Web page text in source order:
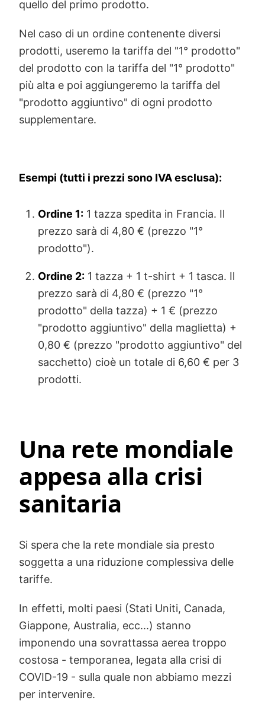
quello del primo prodotto.
Nel caso di un ordine contenente diversi
prodotti, useremo la tariffa del "1° prodotto"
del prodotto con la tariffa del "1° prodotto"
più alta e poi aggiungeremo la tariffa del
"prodotto aggiuntivo" di ogni prodotto
supplementare.
Esempi (tutti i prezzi sono IVA esclusa):
Ordine 1: 1 tazza spedita in Francia. Il
prezzo sarà di 4,80 € (prezzo "1°
prodotto").
Ordine 2: 1 tazza + 1 t-shirt + 1 tasca. Il
prezzo sarà di 4,80 € (prezzo "1°
prodotto" della tazza) + 1 € (prezzo
"prodotto aggiuntivo" della maglietta) +
0,80 € (prezzo "prodotto aggiuntivo" del
sacchetto) cioè un totale di 6,60 € per 3
prodotti.
Una rete mondiale
appesa alla crisi
sanitaria
Si spera che la rete mondiale sia presto
soggetta a una riduzione complessiva delle
tariffe.
In effetti, molti paesi (Stati Uniti, Canada,
Giappone, Australia, ecc...) stanno
imponendo una sovrattassa aerea troppo
costosa - temporanea, legata alla crisi di
COVID-19 - sulla quale non abbiamo mezzi
per intervenire.